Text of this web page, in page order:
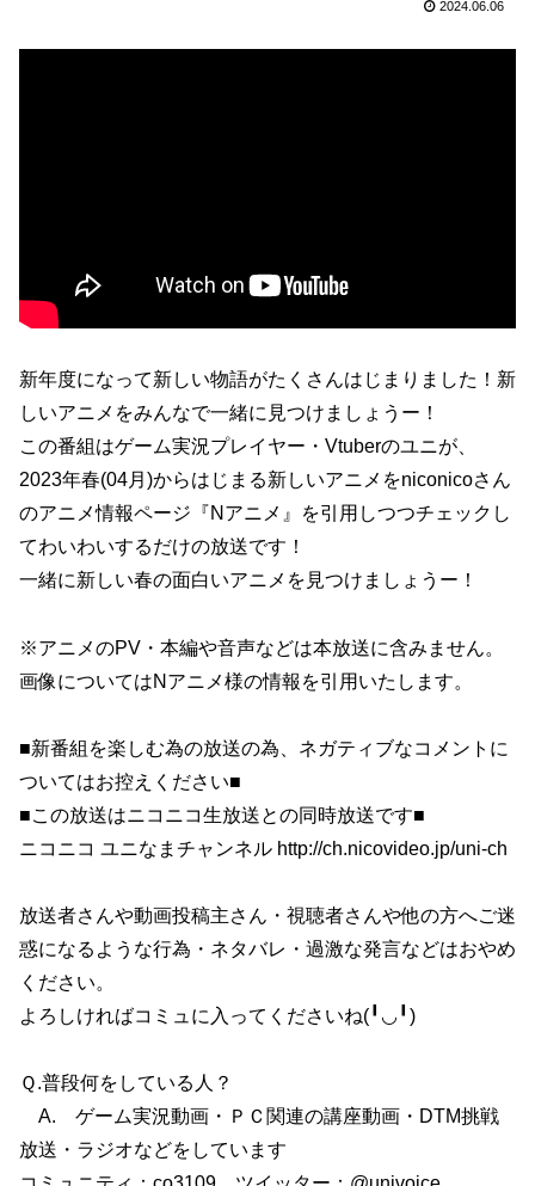
2024.06.06
新年度になって新しい物語がたくさんはじまりました！新
しいアニメをみんなで一緒に見つけましょうー！
この番組はゲーム実況プレイヤー・Vtuberのユニが、
2023年春(04月)からはじまる新しいアニメをniconicoさん
のアニメ情報ページ『Nアニメ』を引用しつつチェックし
てわいわいするだけの放送です！
一緒に新しい春の面白いアニメを見つけましょうー！
※アニメのPV・本編や音声などは本放送に含みません。
画像についてはNアニメ様の情報を引用いたします。
■新番組を楽しむ為の放送の為、ネガティブなコメントに
ついてはお控えください■
■この放送はニコニコ生放送との同時放送です■
ニコニコ ユニなまチャンネル http://ch.nicovideo.jp/uni-ch
放送者さんや動画投稿主さん・視聴者さんや他の方へご迷
惑になるような行為・ネタバレ・過激な発言などはおやめ
ください。
よろしければコミュに入ってくださいね(╹◡╹)
Ｑ.普段何をしている人？
A. ゲーム実況動画・ＰＣ関連の講座動画・DTM挑戦
放送・ラジオなどをしています